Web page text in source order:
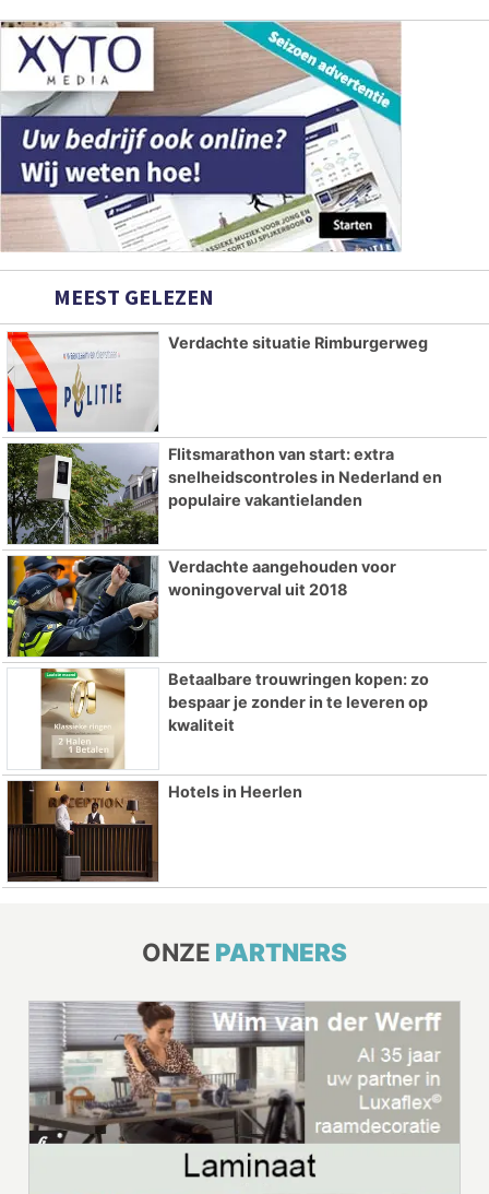
MEEST GELEZEN
Verdachte situatie Rimburgerweg
Flitsmarathon van start: extra
snelheidscontroles in Nederland en
populaire vakantielanden
Verdachte aangehouden voor
woningoverval uit 2018
Betaalbare trouwringen kopen: zo
bespaar je zonder in te leveren op
kwaliteit
Hotels in Heerlen
ONZE PARTNERS